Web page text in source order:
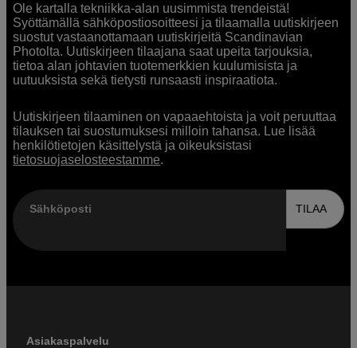
Ole kartalla tekniikka-alan uusimmista trendeistä!
Syöttämällä sähköpostiosoitteesi ja tilaamalla uutiskirjeen
suostut vastaanottamaan uutiskirjeitä Scandinavian
Photolta. Uutiskirjeen tilaajana saat upeita tarjouksia,
tietoa alan johtavien tuotemerkkien kuulumisista ja
uutuuksista sekä tietysti runsaasti inspiraatiota.
Uutiskirjeen tilaaminen on vapaaehtoista ja voit peruuttaa
tilauksen tai suostumuksesi milloin tahansa. Lue lisää
henkilötietojen käsittelystä ja oikeuksistasi
tietosuojaselosteestamme.
Sähköposti TILAA
Asiakaspalvelu